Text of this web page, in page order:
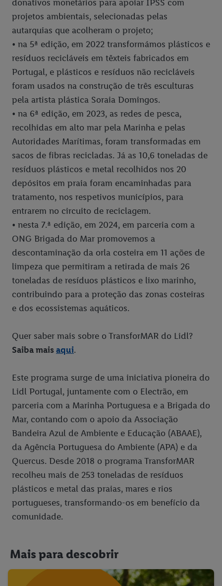
donativos monetários para apoiar IPSS com
projetos ambientais, selecionadas pelas
autarquias que acolheram o projeto;
• na 5ª edição, em 2022 transformámos plásticos e
resíduos recicláveis em têxteis fabricados em
Portugal, e plásticos e resíduos não recicláveis
foram usados na construção de três esculturas
pela artista plástica Soraia Domingos.
• na 6ª edição, em 2023, as redes de pesca,
recolhidas em alto mar pela Marinha e pelas
Autoridades Marítimas, foram transformadas em
sacos de fibras recicladas. Já as 10,6 toneladas de
resíduos plásticos e metal recolhidos nos 20
depósitos em praia foram encaminhadas para
tratamento, nos respetivos municípios, para
entrarem no circuito de reciclagem.
• nesta 7.ª edição, em 2024, em parceria com a
ONG Brigada do Mar promovemos a
descontaminação da orla costeira em 11 ações de
limpeza que permitiram a retirada de mais 26
toneladas de resíduos plásticos e lixo marinho,
contribuindo para a proteção das zonas costeiras
e dos ecossistemas aquáticos.
Quer saber mais sobre o TransforMAR do Lidl?
Saiba maisaqui.
Este programa surge de uma iniciativa pioneira do
Lidl Portugal, juntamente com o Electrão, em
parceria com a Marinha Portuguesa e a Brigada do
Mar, contando com o apoio da Associação
Bandeira Azul de Ambiente e Educação (ABAAE),
da Agência Portuguesa do Ambiente (APA) e da
Quercus. Desde 2018 o programa TransforMAR
recolheu mais de 253 toneladas de resíduos
plásticos e metal das praias, mares e rios
portugueses, transformando-os em benefício da
comunidade.
Mais para descobrir